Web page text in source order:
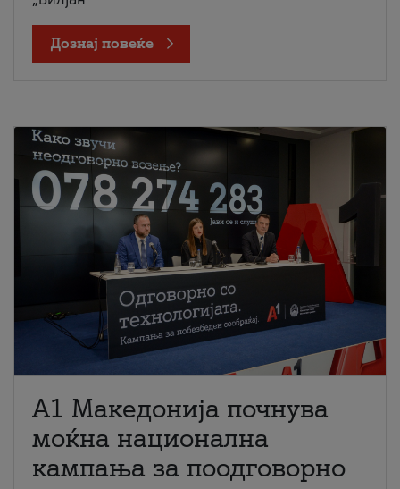
Дознај повеќе
A1 Македонија почнува
моќна национална
кампања за поодговорно